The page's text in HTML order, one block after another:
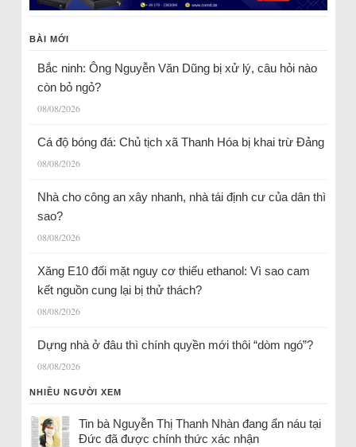
BÀI MỚI
Bắc ninh: Ông Nguyễn Văn Dũng bị xử lý, câu hỏi nào
còn bỏ ngỏ?
08/08/2026
Cá độ bóng đá: Chủ tịch xã Thanh Hóa bị khai trừ Đảng
08/08/2026
Nhà cho công an xây nhanh, nhà tái định cư của dân thì
sao?
08/08/2026
Xăng E10 đối mặt nguy cơ thiếu ethanol: Vì sao cam
kết nguồn cung lại bị thử thách?
08/08/2026
Dựng nhà ở đâu thì chính quyền mới thôi “dòm ngó”?
08/08/2026
NHIỀU NGƯỜI XEM
Tin bà Nguyễn Thị Thanh Nhàn đang ẩn náu tại
Đức đã được chính thức xác nhận